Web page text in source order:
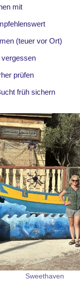
mit
(teuer vor Ort)
vergessen
prüfen
früh sichern
Sweethaven